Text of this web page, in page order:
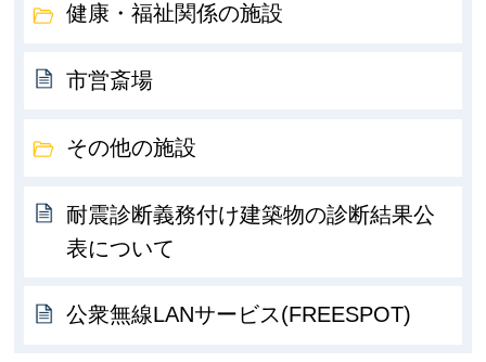
健康・福祉関係の施設
市営斎場
その他の施設
耐震診断義務付け建築物の診断結果公
表について
公衆無線LANサービス(FREESPOT)